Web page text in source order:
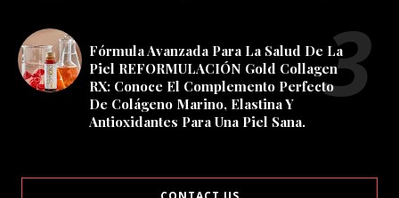
Fórmula Avanzada Para La Salud De La
Piel REFORMULACIÓN Gold Collagen
RX: Conoce El Complemento Perfecto
De Colágeno Marino, Elastina Y
Antioxidantes Para Una Piel Sana.